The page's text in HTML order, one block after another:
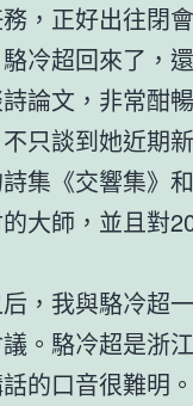
，正好出往閉
冷超回來了，
論文，非常酣
只談到她近期
集《交響集》
大師，並且對
，我與駱冷超
。駱冷超是浙
的口音很難明